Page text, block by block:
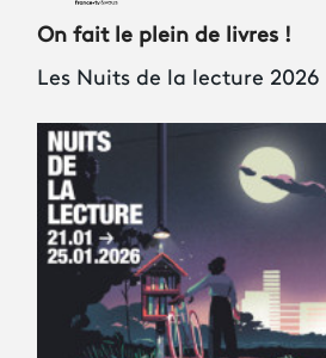
Avantages fidélité
À la une
Productions et innovation
Programme tv
On fait le plein de livres !
Les Nuits de la lecture 2026